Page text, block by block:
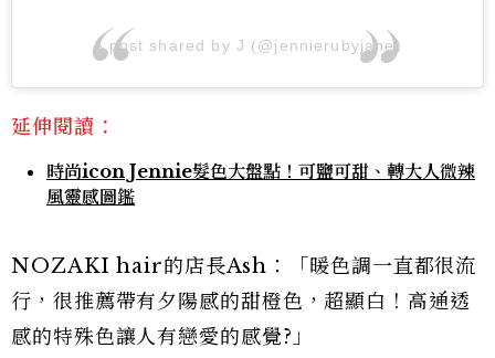
A post shared by J (@jennierubyjane)
延伸閱讀：
時尚icon Jennie髮色大盤點！可鹽可甜、轉大人微辣
風靈感圖鑑
NOZAKI hair的店長Ash：「暖色調一直都很流
行，很推薦帶有夕陽感的甜橙色，超顯白！高通透
感的特殊色讓人有戀愛的感覺?」